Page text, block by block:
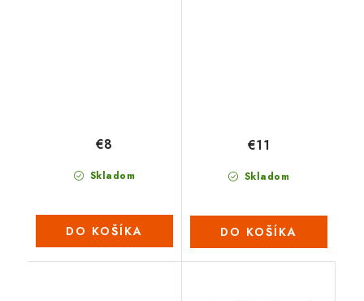
Skladom
€8
DO KOŠÍKA
Skladom
€11
DO KOŠÍKA